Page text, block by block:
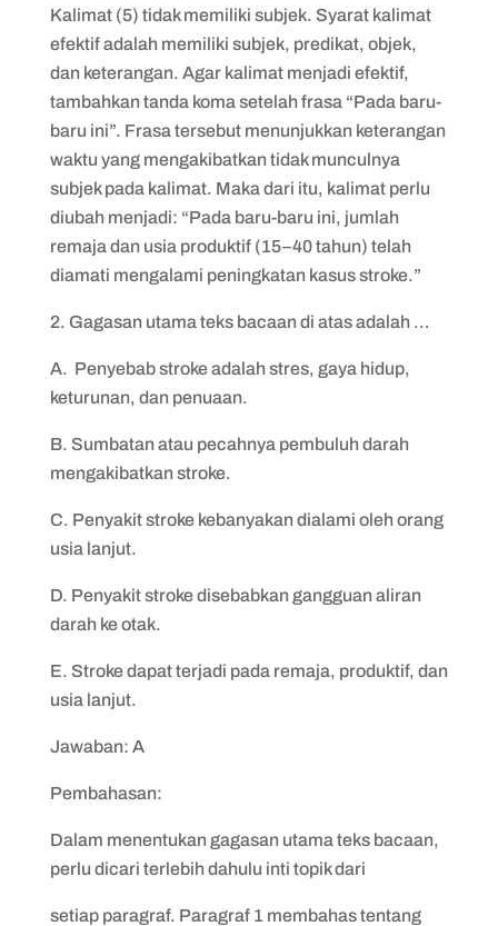
Kalimat (5) tidak memiliki subjek. Syarat kalimat
efektif adalah memiliki subjek, predikat, objek,
dan keterangan. Agar kalimat menjadi efektif,
tambahkan tanda koma setelah frasa “Pada baru-
baru ini”. Frasa tersebut menunjukkan keterangan
waktu yang mengakibatkan tidak munculnya
subjek pada kalimat. Maka dari itu, kalimat perlu
diubah menjadi: “Pada baru-baru ini, jumlah
remaja dan usia produktif (15–40 tahun) telah
diamati mengalami peningkatan kasus stroke.”
2. Gagasan utama teks bacaan di atas adalah …
A. Penyebab stroke adalah stres, gaya hidup,
keturunan, dan penuaan.
B. Sumbatan atau pecahnya pembuluh darah
mengakibatkan stroke.
C. Penyakit stroke kebanyakan dialami oleh orang
usia lanjut.
D. Penyakit stroke disebabkan gangguan aliran
darah ke otak.
E. Stroke dapat terjadi pada remaja, produktif, dan
usia lanjut.
Jawaban: A
Pembahasan:
Dalam menentukan gagasan utama teks bacaan,
perlu dicari terlebih dahulu inti topik dari
setiap paragraf. Paragraf 1 membahas tentang